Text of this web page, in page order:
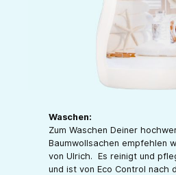
Waschen:
Zum Waschen Deiner
Baumwollsachen empfehlen
von Ulrich. Es reinigt und
und ist von Eco Control nach